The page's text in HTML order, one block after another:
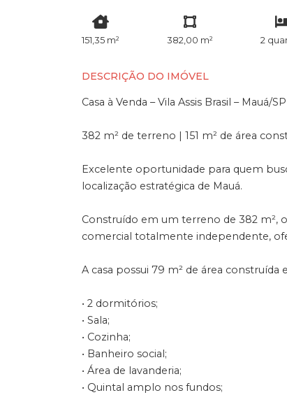
151,35 m² 382,00 m² 2
DESCRIÇÃO DO IMÓVEL
Casa à Venda – Vila Assis Brasil – Mauá/SP
382 m² de terreno | 151 m² de área
Excelente oportunidade para quem
localização estratégica de Mauá.
Construído em um terreno de 382 m²,
comercial totalmente independente,
A casa possui 79 m² de área construída
• 2 dormitórios;
• Sala;
• Cozinha;
• Banheiro social;
• Área de lavanderia;
• Quintal amplo nos fundos;